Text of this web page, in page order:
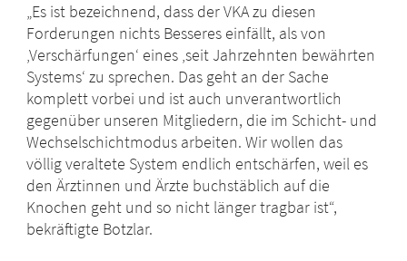
„Es ist bezeichnend, dass der VKA zu diesen
Forderungen nichts Besseres einfällt, als von
‚Verschärfungen‘ eines ‚seit Jahrzehnten bewährten
Systems‘ zu sprechen. Das geht an der Sache
komplett vorbei und ist auch unverantwortlich
gegenüber unseren Mitgliedern, die im Schicht- und
Wechselschichtmodus arbeiten. Wir wollen das
völlig veraltete System endlich entschärfen, weil es
den Ärztinnen und Ärzte buchstäblich auf die
Knochen geht und so nicht länger tragbar ist“,
bekräftigte Botzlar.